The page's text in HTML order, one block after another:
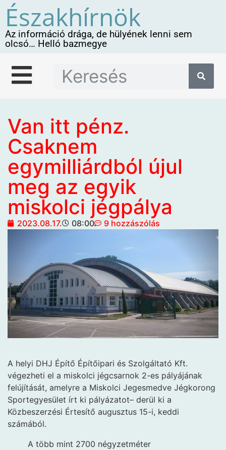
Északhírnök
Az információ drága, de hülyének lenni sem
olcsó… Helló bazmegye
Van itt pénz.
Csaknem
egymilliárdból újul
meg az egyik
miskolci jégpálya
2023.08.17. 08:00 9 hozzászólás
A helyi DHJ Építő Építőipari és Szolgáltató Kft.
végezheti el a miskolci jégcsarnok 2-es pályájának
felújítását, amelyre a Miskolci Jegesmedve Jégkorong
Sportegyesület írt ki pályázatot– derül ki a
Közbeszerzési Értesítő augusztus 15-i, keddi
számából.
A több mint 2700 négyzetméter